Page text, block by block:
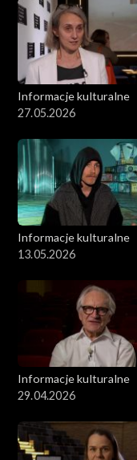
Informacje kulturalne
27.05.2026
Informacje kulturalne
13.05.2026
Informacje kulturalne
29.04.2026